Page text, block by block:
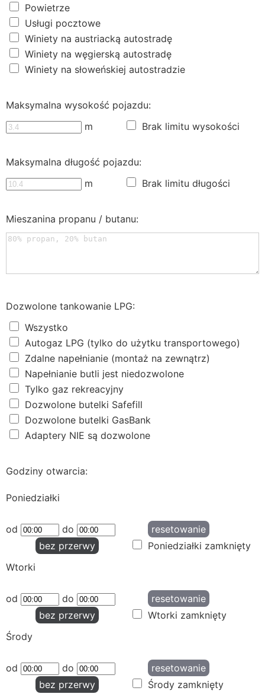
Powietrze
Usługi pocztowe
Winiety na austriacką autostradę
Winiety na węgierską autostradę
Winiety na słoweńskiej autostradzie
Maksymalna wysokość pojazdu:
m
Brak limitu wysokości
Maksymalna długość pojazdu:
m
Brak limitu długości
Mieszanina propanu / butanu:
Dozwolone tankowanie LPG:
Wszystko
Autogaz LPG (tylko do użytku transportowego)
Zdalne napełnianie (montaż na zewnątrz)
Napełnianie butli jest niedozwolone
Tylko gaz rekreacyjny
Dozwolone butelki Safefill
Dozwolone butelki GasBank
Adaptery NIE są dozwolone
Godziny otwarcia:
Poniedziałki
od do
resetowanie
bez przerwy
Poniedziałki zamknięty
Wtorki
od do
resetowanie
bez przerwy
Wtorki zamknięty
Środy
od do
resetowanie
bez przerwy
Środy zamknięty